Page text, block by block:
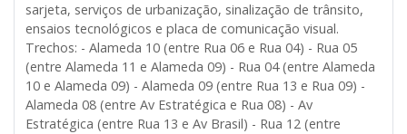
sarjeta, serviços de urbanização, sinalização de trânsito,
ensaios tecnológicos e placa de comunicação visual.
Trechos: - Alameda 10 (entre Rua 06 e Rua 04) - Rua 05
(entre Alameda 11 e Alameda 09) - Rua 04 (entre Alameda
10 e Alameda 09) - Alameda 09 (entre Rua 13 e Rua 09) -
Alameda 08 (entre Av Estratégica e Rua 08) - Av
Estratégica (entre Rua 13 e Av Brasil) - Rua 12 (entre